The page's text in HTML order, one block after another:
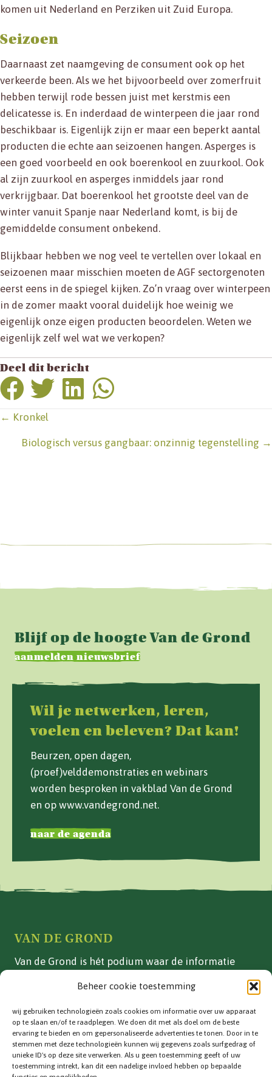
Beheer cookie toestemming
wij gebruiken technologieën zoals cookies om informatie over uw apparaat
op te slaan en/of te raadplegen. We doen dit met als doel om de beste
ervaring te bieden en om gepersonaliseerde advertenties te tonen. Door in te
stemmen met deze technologieën kunnen wij gegevens zoals surfgedrag of
unieke ID's op deze site verwerken. Als u geen toestemming geeft of uw
toestemming intrekt, kan dit een nadelige invloed hebben op bepaalde
komen uit Nederland en Perziken uit Zuid Europa.
Seizoen
Daarnaast zet naamgeving de consument ook op het
verkeerde been. Als we het bijvoorbeeld over zomerfruit
hebben terwijl rode bessen juist met kerstmis een
delicatesse is. En inderdaad de winterpeen die jaar rond
beschikbaar is. Eigenlijk zijn er maar een beperkt aantal
producten die echte aan seizoenen hangen. Asperges is
een goed voorbeeld en ook boerenkool en zuurkool. Ook
al zijn zuurkool en asperges inmiddels jaar rond
verkrijgbaar. Dat boerenkool het grootste deel van de
winter vanuit Spanje naar Nederland komt, is bij de
gemiddelde consument onbekend.
Blijkbaar hebben we nog veel te vertellen over lokaal en
seizoenen maar misschien moeten de AGF sectorgenoten
eerst eens in de spiegel kijken. Zo’n vraag over winterpeen
in de zomer maakt vooral duidelijk hoe weinig we
eigenlijk onze eigen producten beoordelen. Weten we
eigenlijk zelf wel wat we verkopen?
Deel dit bericht
Posts
navigation
← Kronkel
Biologisch versus gangbaar: onzinnig tegenstelling →
Blijf op de hoogte Van de Grond
aanmelden nieuwsbrief
Wil je netwerken, leren,
voelen en beleven? Dat kan!
Beurzen, open dagen,
(proef)velddemonstraties en webinars
worden besproken in vakblad Van de Grond
en op www.vandegrond.net.
naar de agenda
VAN DE GROND
Van de Grond is hét podium waar de informatie
ADVERTEREN
Vakblad
Adverteren